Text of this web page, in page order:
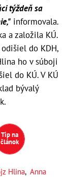
týždeň sa
informovala.
a založila KÚ.
do KDH,
ho v súboji
do KÚ. V KÚ
bývalý
Tip na
článok
Hlina, Anna